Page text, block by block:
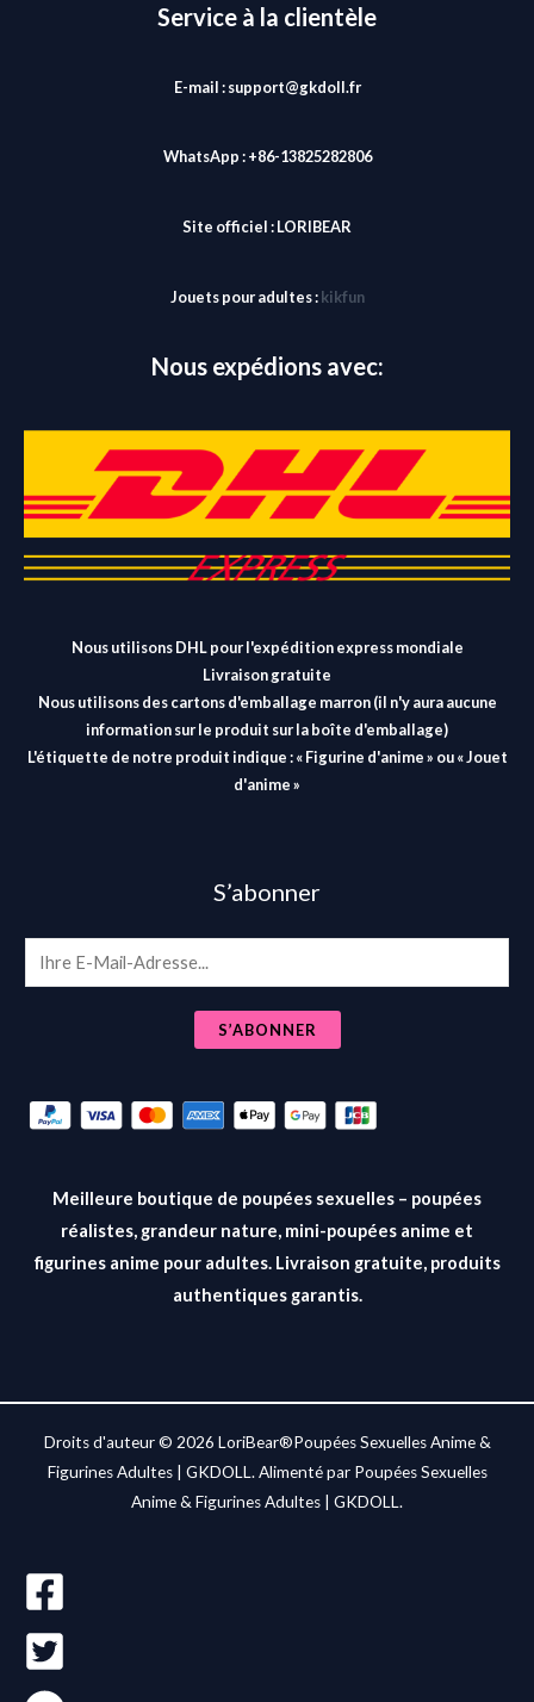
Service à la clientèle
E-mail : support@gkdoll.fr
WhatsApp : +86-13825282806
Site officiel :LORIBEAR
Jouets pour adultes : kikfun
Nous expédions avec:
Nous utilisons DHL pour l'expédition express mondiale
Livraison gratuite
Nous utilisons des cartons d'emballage marron (il n'y aura aucune
information sur le produit sur la boîte d'emballage)
L'étiquette de notre produit indique : « Figurine d'anime » ou « Jouet
d'anime »
S’abonner
m
S’ABONNER
Meilleure boutique de poupées sexuelles – poupées
réalistes, grandeur nature, mini-poupées anime et
figurines anime pour adultes. Livraison gratuite, produits
authentiques garantis.
Droits d'auteur © 2026 LoriBear®Poupées Sexuelles Anime &
Figurines Adultes | GKDOLL. Alimenté par Poupées Sexuelles
Anime & Figurines Adultes | GKDOLL.